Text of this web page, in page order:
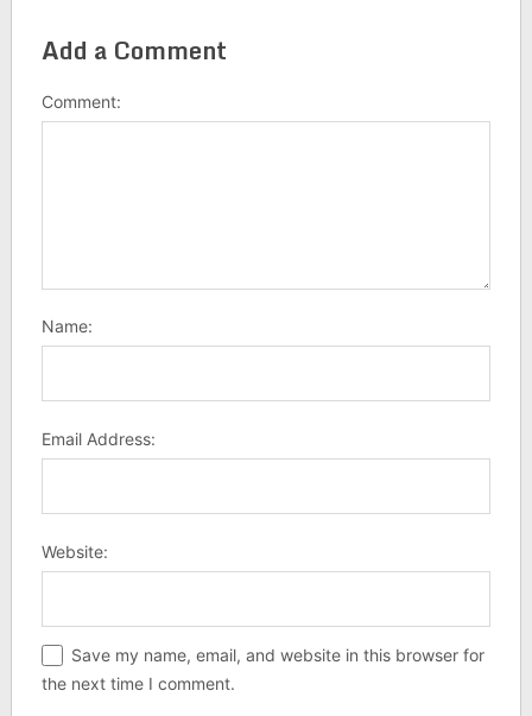
Add a Comment
Comment:
Name:
Email Address:
Website:
Save my name, email, and website in this browser for
the next time I comment.